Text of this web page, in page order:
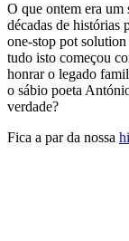
O que ontem era um
décadas de histórias
one-stop pot
tudo isto começou
honrar o legado
o sábio poeta
verdade?
Fica a par da nossa